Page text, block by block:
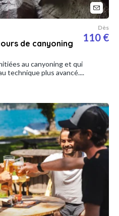
de canyoning
Dès
110 €
au canyoning et qui
technique plus avancé....